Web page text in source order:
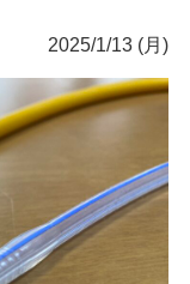
2025/1/13 (月)